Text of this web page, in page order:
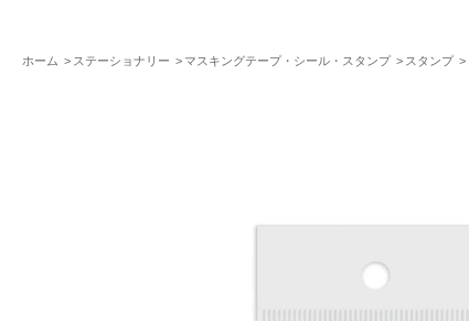
ホーム ステーショナリー マスキングテープ・シール・スタンプ スタンプ